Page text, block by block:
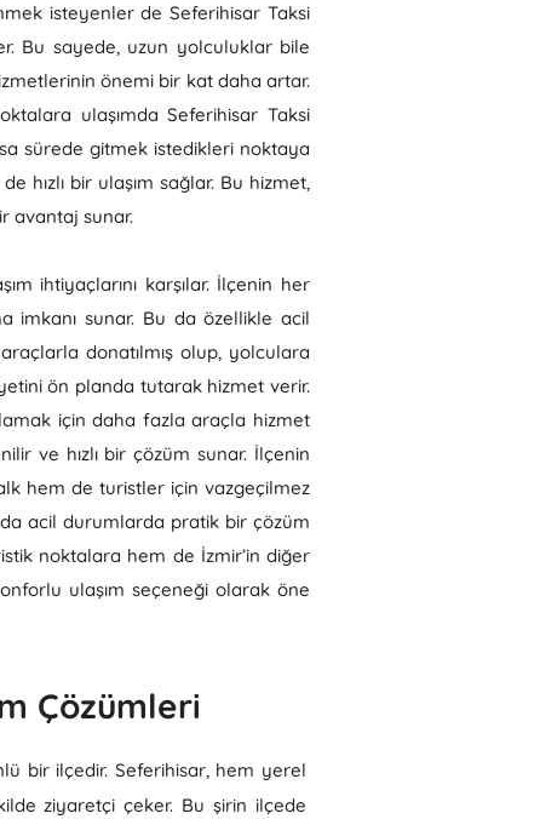
isteyenler de Seferihisar Taksi
Bu sayede, uzun yolculuklar bile
önemi bir kat daha artar.
ulaşımda Seferihisar Taksi
sürede gitmek istedikleri noktaya
hızlı bir ulaşım sağlar. Bu hizmet,
avantaj sunar.
ihtiyaçlarını karşılar. İlçenin her
imkanı sunar. Bu da özellikle acil
donatılmış olup, yolculara
ön planda tutarak hizmet verir.
için daha fazla araçla hizmet
ve hızlı bir çözüm sunar. İlçenin
hem de turistler için vazgeçilmez
acil durumlarda pratik bir çözüm
noktalara hem de İzmir’in diğer
ulaşım seçeneği olarak öne
Çözümleri
bir ilçedir. Seferihisar, hem yerel
ziyaretçi çeker. Bu şirin ilçede